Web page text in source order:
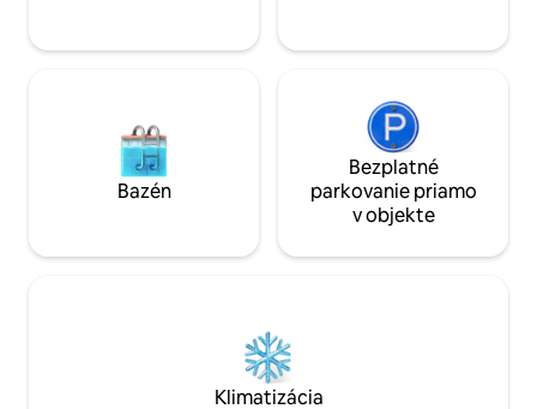
la zona de la terraza hay una gran cama
una zona de asientos para poder
relajarte leyendo un libro o tomando un
cóctel. El apartamento dispone de dos
habitaciones con vistas al mar. Una de
luminoso. Tanto las cristaleras del salón
entre una zona y otra a la hora de
dormir. Las dos camas de las
habitaciones son de 150x190 con buenos
Bazén
Bezplatné
parkovanie priamo
v objekte
Klimatizácia